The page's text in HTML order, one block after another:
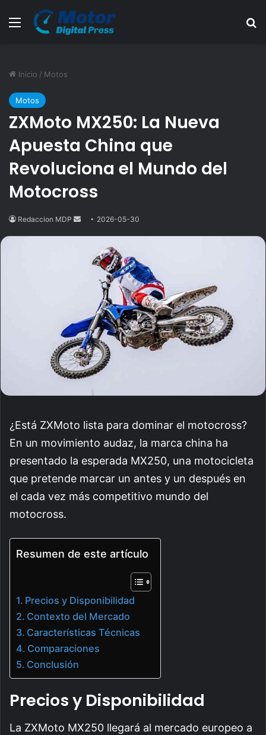
Menú
Inicio / Motos
Motos
ZXMoto MX250: La Nueva
Apuesta China que
Revoluciona el Mundo del
Motocross
Redaccion MDP
Send2026-05-30
¿Está ZXMoto lista para dominar el motocross?
En un movimiento audaz, la marca china ha
presentado la esperada MX250, una motocicleta
que pretende marcar un antes y un después en
el cada vez más competitivo mundo del
motocross.
Resumen de este artículo
Precios y Disponibilidad
Contexto del Mercado
Características Técnicas
Comparaciones
Conclusión
Precios y Disponibilidad
La ZXMoto MX250 llegará al mercado europeo a